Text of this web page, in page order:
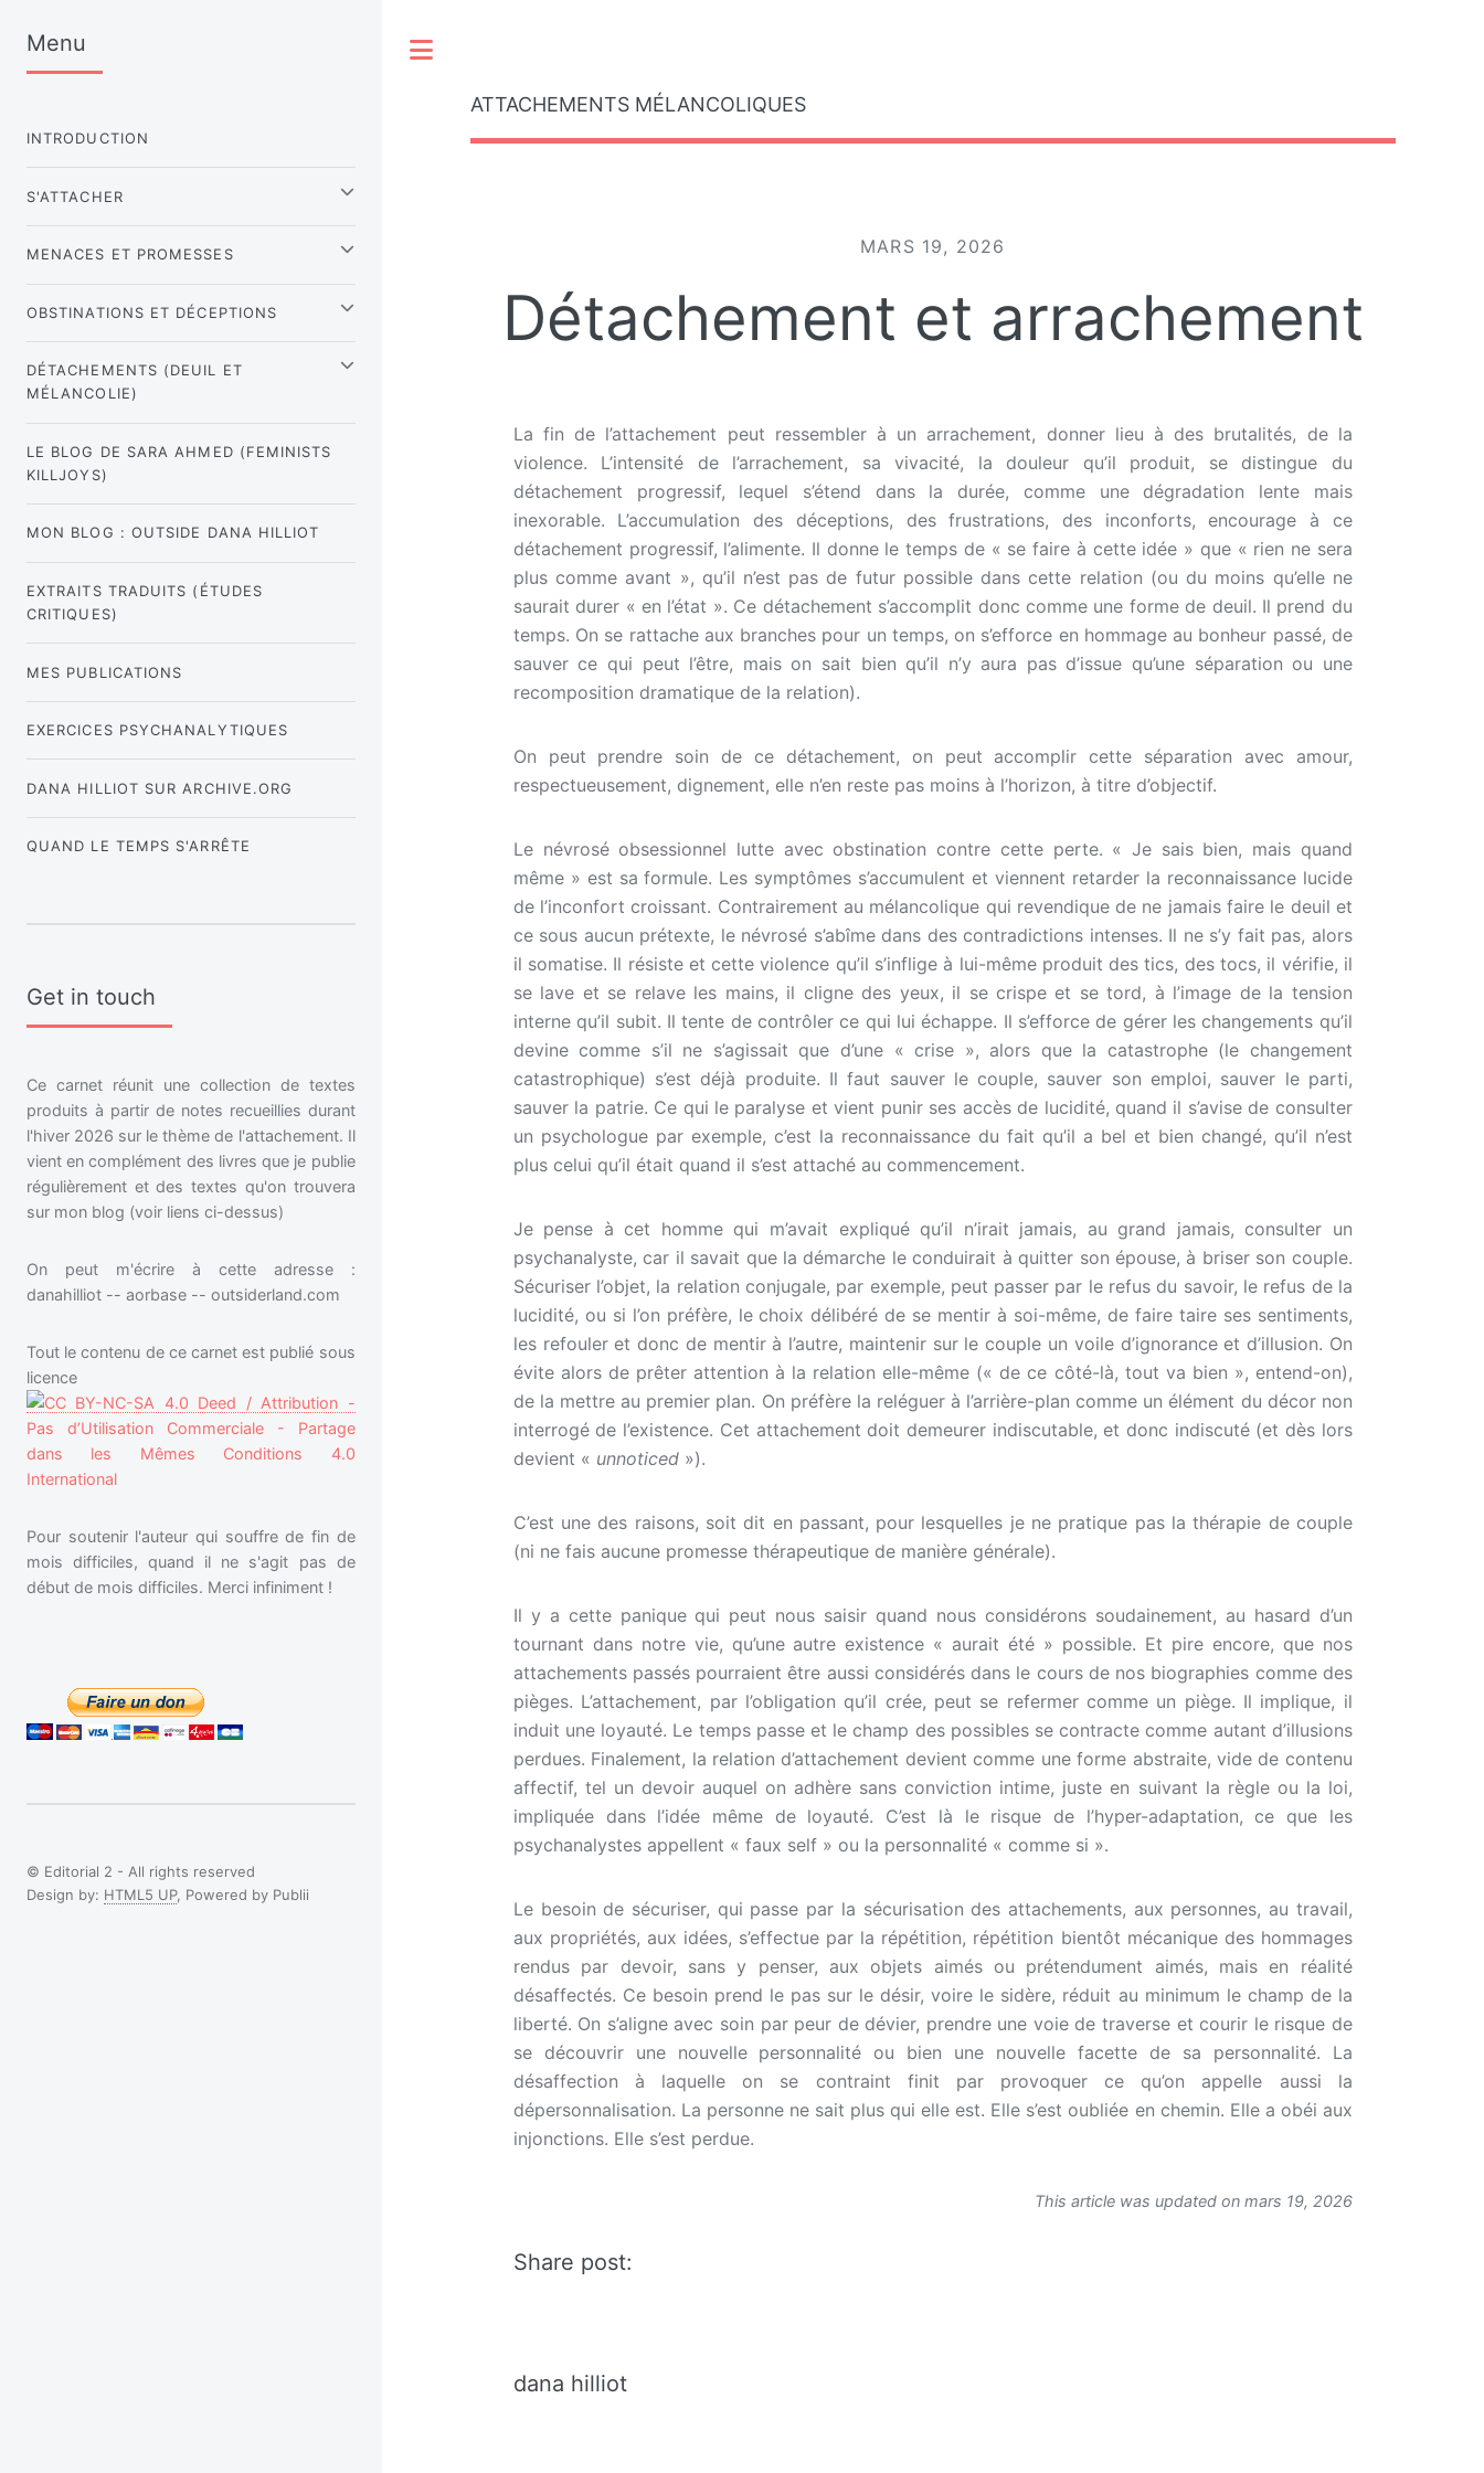
ATTACHEMENTS MÉLANCOLIQUES
MARS 19, 2026
Détachement et arrachement
La fin de l’attachement peut ressembler à un arrachement, donner lieu à des brutalités, de la
violence. L’intensité de l’arrachement, sa vivacité, la douleur qu’il produit, se distingue du
détachement progressif, lequel s’étend dans la durée, comme une dégradation lente mais
inexorable. L’accumulation des déceptions, des frustrations, des inconforts, encourage à ce
détachement progressif, l’alimente. Il donne le temps de « se faire à cette idée » que « rien ne sera
plus comme avant », qu’il n’est pas de futur possible dans cette relation (ou du moins qu’elle ne
saurait durer « en l’état ». Ce détachement s’accomplit donc comme une forme de deuil. Il prend du
temps. On se rattache aux branches pour un temps, on s’efforce en hommage au bonheur passé, de
sauver ce qui peut l’être, mais on sait bien qu’il n’y aura pas d’issue qu’une séparation ou une
recomposition dramatique de la relation).
On peut prendre soin de ce détachement, on peut accomplir cette séparation avec amour,
respectueusement, dignement, elle n’en reste pas moins à l’horizon, à titre d’objectif.
Le névrosé obsessionnel lutte avec obstination contre cette perte. « Je sais bien, mais quand
même » est sa formule. Les symptômes s’accumulent et viennent retarder la reconnaissance lucide
de l’inconfort croissant. Contrairement au mélancolique qui revendique de ne jamais faire le deuil et
ce sous aucun prétexte, le névrosé s’abîme dans des contradictions intenses. Il ne s’y fait pas, alors
il somatise. Il résiste et cette violence qu’il s’inflige à lui-même produit des tics, des tocs, il vérifie, il
se lave et se relave les mains, il cligne des yeux, il se crispe et se tord, à l’image de la tension
interne qu’il subit. Il tente de contrôler ce qui lui échappe. Il s’efforce de gérer les changements qu’il
devine comme s’il ne s’agissait que d’une « crise », alors que la catastrophe (le changement
catastrophique) s’est déjà produite. Il faut sauver le couple, sauver son emploi, sauver le parti,
sauver la patrie. Ce qui le paralyse et vient punir ses accès de lucidité, quand il s’avise de consulter
un psychologue par exemple, c’est la reconnaissance du fait qu’il a bel et bien changé, qu’il n’est
plus celui qu’il était quand il s’est attaché au commencement.
Je pense à cet homme qui m’avait expliqué qu’il n’irait jamais, au grand jamais, consulter un
psychanalyste, car il savait que la démarche le conduirait à quitter son épouse, à briser son couple.
Sécuriser l’objet, la relation conjugale, par exemple, peut passer par le refus du savoir, le refus de la
lucidité, ou si l’on préfère, le choix délibéré de se mentir à soi-même, de faire taire ses sentiments,
les refouler et donc de mentir à l’autre, maintenir sur le couple un voile d’ignorance et d’illusion. On
évite alors de prêter attention à la relation elle-même (« de ce côté-là, tout va bien », entend-on),
de la mettre au premier plan. On préfère la reléguer à l’arrière-plan comme un élément du décor non
interrogé de l’existence. Cet attachement doit demeurer indiscutable, et donc indiscuté (et dès lors
devient « unnoticed»).
C’est une des raisons, soit dit en passant, pour lesquelles je ne pratique pas la thérapie de couple
(ni ne fais aucune promesse thérapeutique de manière générale).
Il y a cette panique qui peut nous saisir quand nous considérons soudainement, au hasard d’un
tournant dans notre vie, qu’une autre existence « aurait été » possible. Et pire encore, que nos
attachements passés pourraient être aussi considérés dans le cours de nos biographies comme des
pièges. L’attachement, par l’obligation qu’il crée, peut se refermer comme un piège. Il implique, il
induit une loyauté. Le temps passe et le champ des possibles se contracte comme autant d’illusions
perdues. Finalement, la relation d’attachement devient comme une forme abstraite, vide de contenu
affectif, tel un devoir auquel on adhère sans conviction intime, juste en suivant la règle ou la loi,
impliquée dans l’idée même de loyauté. C’est là le risque de l’hyper-adaptation, ce que les
psychanalystes appellent « faux self » ou la personnalité « comme si ».
Le besoin de sécuriser, qui passe par la sécurisation des attachements, aux personnes, au travail,
aux propriétés, aux idées, s’effectue par la répétition, répétition bientôt mécanique des hommages
rendus par devoir, sans y penser, aux objets aimés ou prétendument aimés, mais en réalité
désaffectés. Ce besoin prend le pas sur le désir, voire le sidère, réduit au minimum le champ de la
liberté. On s’aligne avec soin par peur de dévier, prendre une voie de traverse et courir le risque de
se découvrir une nouvelle personnalité ou bien une nouvelle facette de sa personnalité. La
désaffection à laquelle on se contraint finit par provoquer ce qu’on appelle aussi la
dépersonnalisation. La personne ne sait plus qui elle est. Elle s’est oubliée en chemin. Elle a obéi aux
injonctions. Elle s’est perdue.
This article was updated on mars 19, 2026
Share post:
dana hilliot
Menu
INTRODUCTION
S'ATTACHER
MENACES ET PROMESSES
OBSTINATIONS ET DÉCEPTIONS
DÉTACHEMENTS (DEUIL ET
MÉLANCOLIE)
LE BLOG DE SARA AHMED (FEMINISTS
KILLJOYS)
MON BLOG : OUTSIDE DANA HILLIOT
EXTRAITS TRADUITS (ÉTUDES
CRITIQUES)
MES PUBLICATIONS
EXERCICES PSYCHANALYTIQUES
DANA HILLIOT SUR ARCHIVE.ORG
QUAND LE TEMPS S'ARRÊTE
Get in touch
Ce carnet réunit une collection de textes
produits à partir de notes recueillies durant
l'hiver 2026 sur le thème de l'attachement. Il
vient en complément des livres que je publie
régulièrement et des textes qu'on trouvera
sur mon blog (voir liens ci-dessus)
On peut m'écrire à cette adresse :
danahilliot -- aorbase -- outsiderland.com
Tout le contenu de ce carnet est publié sous
licence
Pour soutenir l'auteur qui souffre de fin de
mois difficiles, quand il ne s'agit pas de
début de mois difficiles. Merci infiniment !
© Editorial 2 - All rights reserved
Design by: HTML5 UP, Powered by Publii